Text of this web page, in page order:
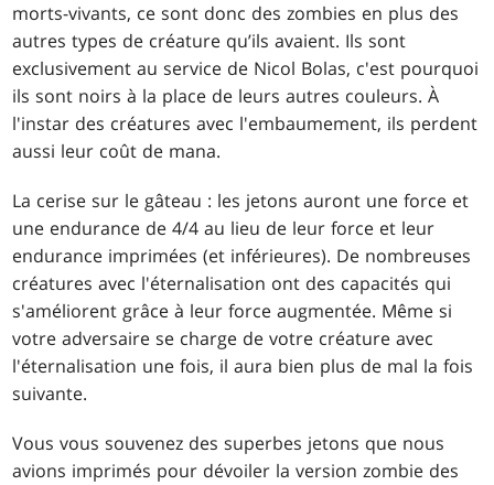
morts-vivants, ce sont donc des zombies en plus des
autres types de créature qu’ils avaient. Ils sont
exclusivement au service de Nicol Bolas, c'est pourquoi
ils sont noirs à la place de leurs autres couleurs. À
l'instar des créatures avec l'embaumement, ils perdent
aussi leur coût de mana.
La cerise sur le gâteau : les jetons auront une force et
une endurance de 4/4 au lieu de leur force et leur
endurance imprimées (et inférieures). De nombreuses
créatures avec l'éternalisation ont des capacités qui
s'améliorent grâce à leur force augmentée. Même si
votre adversaire se charge de votre créature avec
l'éternalisation une fois, il aura bien plus de mal la fois
suivante.
Vous vous souvenez des superbes jetons que nous
avions imprimés pour dévoiler la version zombie des